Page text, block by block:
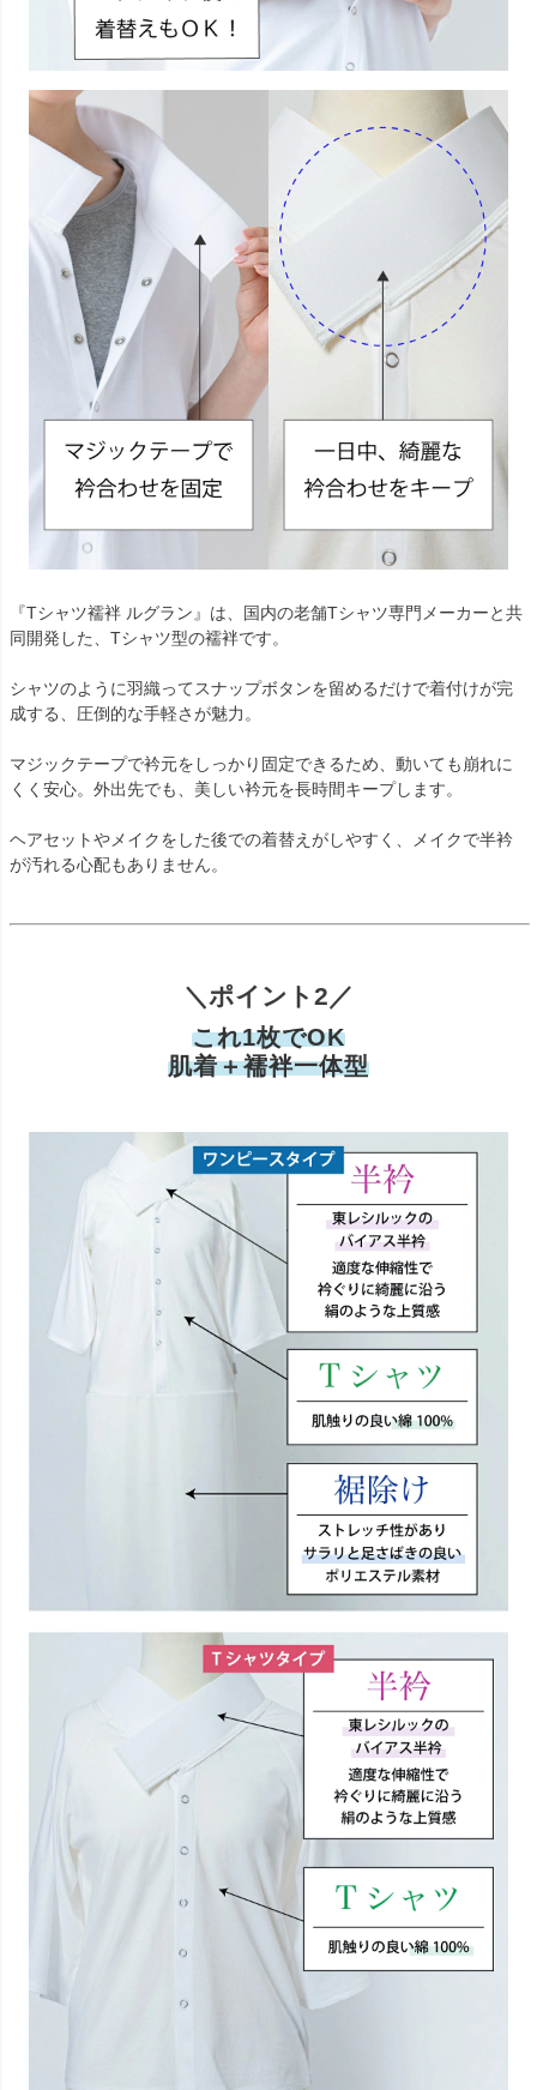
『Tシャツ襦袢 ルグラン』は、国内の老舗Tシャツ専門メーカーと共
同開発した、Tシャツ型の襦袢です。
シャツのように羽織ってスナップボタンを留めるだけで着付けが完
成する、圧倒的な手軽さが魅力。
マジックテープで衿元をしっかり固定できるため、動いても崩れに
くく安心。外出先でも、美しい衿元を長時間キープします。
ヘアセットやメイクをした後での着替えがしやすく、メイクで半衿
が汚れる心配もありません。
＼ポイント2／
これ1枚でOK
肌着＋襦袢一体型